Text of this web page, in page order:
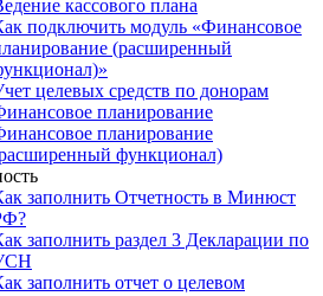
кассового плана
подключить модуль «Финансовое
(расширенный
целевых средств по донорам
планирование
планирование
функционал)
заполнить Отчетность в Минюст
заполнить раздел 3 Декларации по
заполнить отчет о целевом